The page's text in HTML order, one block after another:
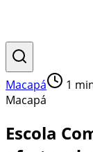
Macapá 1
Macapá
Escola